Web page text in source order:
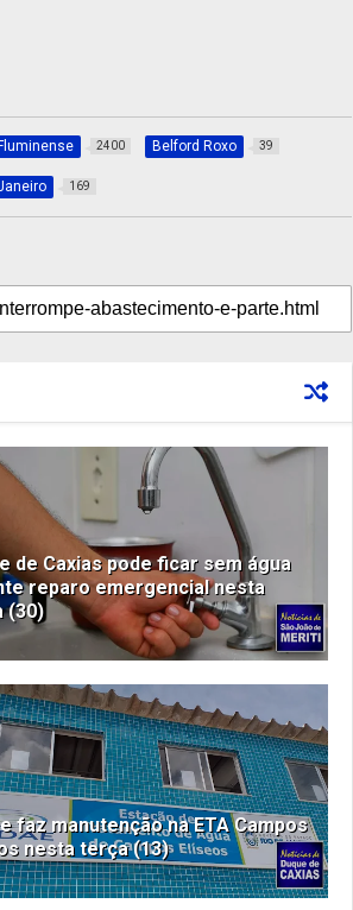
2400 Belford Roxo 39
169
de Caxias pode ficar sem água
reparo emergencial nesta
(30)
faz manutenção na ETA Campos
nesta terça (13)